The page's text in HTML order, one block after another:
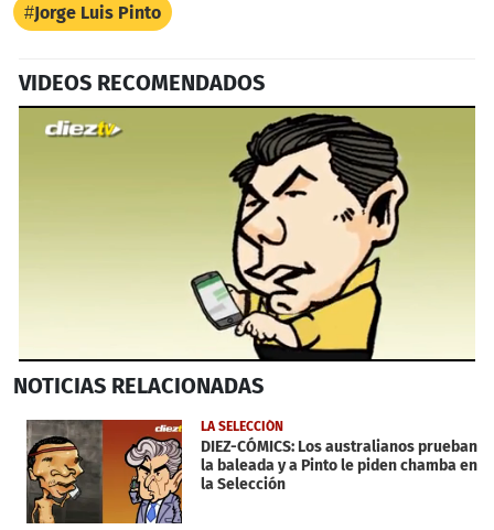
Jorge Luis Pinto
VIDEOS RECOMENDADOS
seconds
2
minutes,
43
seconds
NOTICIAS RELACIONADAS
LA SELECCIÓN
DIEZ-CÓMICS: Los australianos prueban
la baleada y a Pinto le piden chamba en
la Selección